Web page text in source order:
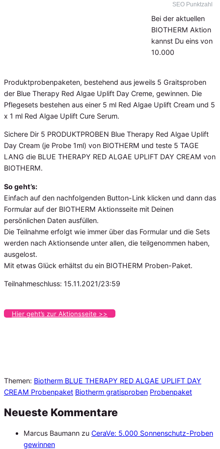
SEO Punktzahl
Bei der aktuellen
BIOTHERM Aktion
kannst Du eins von
10.000
Produktprobenpaketen, bestehend aus jeweils 5 Graitsproben
der Blue Therapy Red Algae Uplift Day Creme, gewinnen. Die
Pflegesets bestehen aus einer 5 ml Red Algae Uplift Cream und 5
x 1 ml Red Algae Uplift Cure Serum.
Sichere Dir 5 PRODUKTPROBEN Blue Therapy Red Algae Uplift
Day Cream (je Probe 1ml) von BIOTHERM und teste 5 TAGE
LANG die BLUE THERAPY RED ALGAE UPLIFT DAY CREAM von
BIOTHERM.
So geht’s:
Einfach auf den nachfolgenden Button-Link klicken und dann das
Formular auf der BIOTHERM Aktionsseite mit Deinen
persönlichen Daten ausfüllen.
Die Teilnahme erfolgt wie immer über das Formular und die Sets
werden nach Aktionsende unter allen, die teilgenommen haben,
ausgelost.
Mit etwas Glück erhältst du ein BIOTHERM Proben-Paket.
Teilnahmeschluss: 15.11.2021/23:59
Hier geht’s zur Aktionsseite >>
Themen: Biotherm BLUE THERAPY RED ALGAE UPLIFT DAY
CREAM Probenpaket Biotherm gratisproben Probenpaket
Neueste Kommentare
Marcus Baumann zu CeraVe: 5.000 Sonnenschutz-Proben
gewinnen